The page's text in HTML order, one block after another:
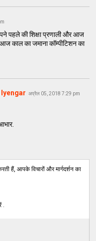
पहले की शिक्षा प्रणाली और आज
काल का जमाना कॉम्पीटिशन का
अप्रैल 05, 2018 7:29 pm
हैं, आपके विचारों और मार्गदर्शन का
.